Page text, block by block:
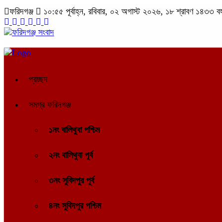
ফরিদগঞ্জ ১০:৫৫ পূর্বাহ্ন, রবিবার, ০২ অগাস্ট ২০২৬, ১৮ শ্রাবণ ১৪৩৩
প্রচ্ছদ
সমগ্র ফরিদগঞ্জ
১নং বালিথুবা পশ্চিম
২নং বালিথুবা পূর্ব
৩নং সুবিদপুর পূর্ব
৪নং সুবিদপুর পশ্চিম